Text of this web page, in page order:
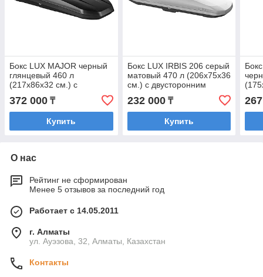
Бокс LUX MAJOR черный
глянцевый 460 л
(217х86х32 см.) с
двусторонним
открыванием
372 000 ₸
Купить
Бокс LUX IRBIS 206 серый
матовый 470 л (206х75х36
см.) с двусторонним
открыванием
232 000₸
Купить
О нас
Рейтинг не сформирован
Менее 5 отзывов за последний год
Работает с 14.05.2011
г. Алматы
ул. Ауэзова, 32, Алматы, Казахстан
Контакты